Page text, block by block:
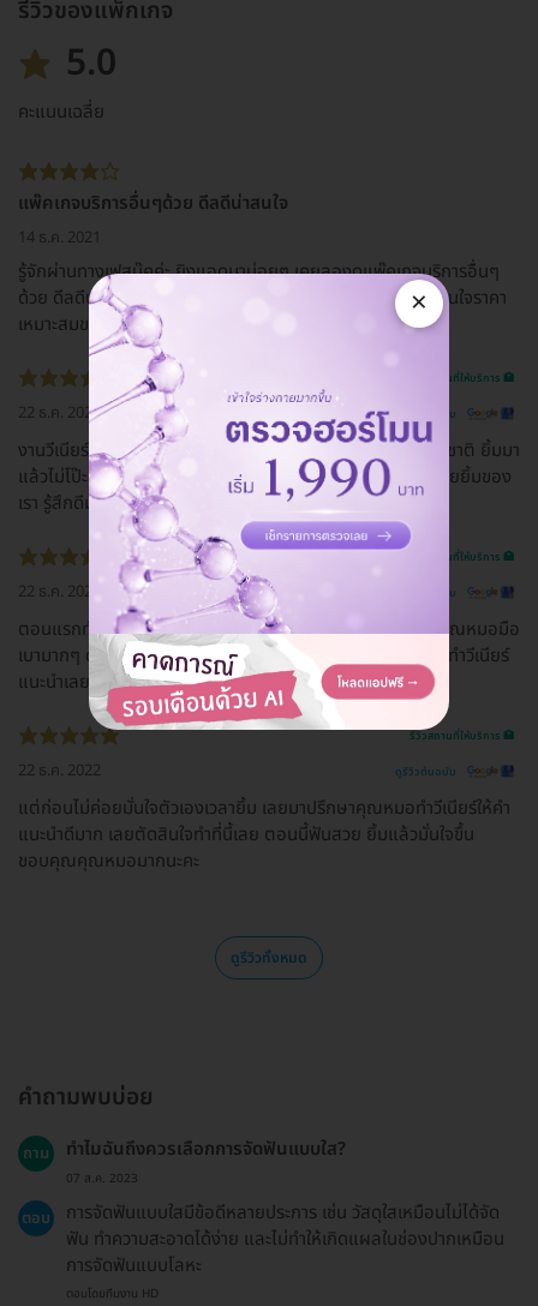
รีวิวของแพ็กเกจ
5.0
คะแนนเฉลี่ย
แพ๊คเกจบริการอื่นๆด้วย ดีลดีน่าสนใจ
14 ธ.ค. 2021
รู้จักผ่านทางเฟสบุ๊คค่ะ ยิงแอดมาบ่อยๆ เคยลองดูแพ๊คเกจบริการอื่นๆ
ด้วย ดีลดีน่าสนใจศึกษาเรื่องคลินิกนี้มาสักพักแล้วค่ะ คิดว่าน่าสนใจราคา
เหมาะสมขอบคุณแอดมินที่ตอบอย่างรวดเร็วทุกข้อสงสัยนะคะ"
รีวิวสถานที่ให้บริการ 🏥
22 ธ.ค. 2022 ดูรีวิวต้นฉบับ
งานวีเนียร์ของที่นี่ทำออกมาแล้วฟันเรียงกันสวย ขาวแบบธรรมชาติ ยิ้มมา
แล้วไม่โป๊ะค่ะ หลังจากที่ทำวีเนียร์งานเข้าปังๆเพราะลูกค้าชอบรอยยิ้มของ
เรา รู้สึกดีมากค่ะที่เลือกทำวีเนียร์กับคลินิกนี้
รีวิวสถานที่ให้บริการ 🏥
22 ธ.ค. 2022 ดูรีวิวต้นฉบับ
ตอนแรกทำฟันที่นี่คนเดียว ตอนนี้คุณแม่มาทำด้วยแล้ว เพราะคุณหมอมือ
เบามากๆ ดูแลรากฟันให้คุณแม่ดีมากๆเลย ใครที่กำลังหาคลินิกทำวีเนียร์
แนะนำเลยค่ะ ไม่ผิดหวังเลย คุณหมอแนะนำดีมากค่ะ
รีวิวสถานที่ให้บริการ 🏥
22 ธ.ค. 2022 ดูรีวิวต้นฉบับ
แต่ก่อนไม่ค่อยมั่นใจตัวเองเวลายิ้ม เลยมาปรึกษาคุณหมอทำวีเนียร์ให้คำ
แนะนำดีมาก เลยตัดสินใจทำที่นี้เลย ตอนนี้ฟันสวย ยิ้มแล้วมั่นใจขึ้น
ขอบคุณคุณหมอมากนะคะ
ดูรีวิวทั้งหมด
คำถามพบบ่อย
ถาม ทำไมฉันถึงควรเลือกการจัดฟันแบบใส?
07 ส.ค. 2023
ตอบ
การจัดฟันแบบใสมีข้อดีหลายประการ เช่น วัสดุใสเหมือนไม่ได้จัด
ฟัน ทำความสะอาดได้ง่าย และไม่ทำให้เกิดแผลในช่องปากเหมือน
การจัดฟันแบบโลหะ
ตอบโดยทีมงาน HD
×